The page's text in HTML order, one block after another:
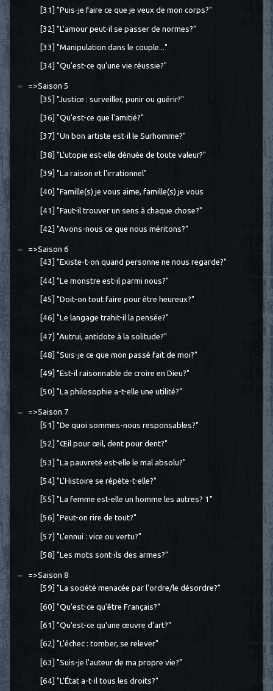
[31] "Puis-je faire ce que je veux de mon corps?"
[32] "L'amour peut-il se passer de normes?"
[33] "Manipulation dans le couple..."
[34] "Qu'est-ce qu'une vie réussie?"
=>Saison 5
[35] "Justice : surveiller, punir ou guérir?"
[36] "Qu'est-ce que l'amitié?"
[37] "Un bon artiste est-il le Surhomme?"
[38] "L’utopie est-elle dénuée de toute valeur?"
[39] "La raison et l'irrationnel"
[40] "Famille(s) je vous aime, famille(s) je vous
[41] "Faut-il trouver un sens à chaque chose?"
[42] "Avons-nous ce que nous méritons?"
=>Saison 6
[43] "Existe-t-on quand personne ne nous regarde?"
[44] "Le monstre est-il parmi nous?"
[45] "Doit-on tout faire pour être heureux?"
[46] "Le langage trahit-il la pensée?"
[47] "Autrui, antidote à la solitude?"
[48] "Suis-je ce que mon passé fait de moi?"
[49] "Est-il raisonnable de croire en Dieu?"
[50] "La philosophie a-t-elle une utilité?"
=>Saison 7
[51] "De quoi sommes-nous responsables?"
[52] "Œil pour œil, dent pour dent?"
[53] "La pauvreté est-elle le mal absolu?"
[54] "L'Histoire se répète-t-elle?"
[55] "La femme est-elle un homme les autres? 1"
[56] "Peut-on rire de tout?"
[57] "L'ennui : vice ou vertu?"
[58] "Les mots sont-ils des armes?"
=>Saison 8
[59] "La société menacée par l'ordre/le désordre?"
[60] "Qu'est-ce qu'être Français?"
[61] "Qu'est-ce qu'une œuvre d'art?"
[62] "L'échec : tomber, se relever"
[63] "Suis-je l'auteur de ma propre vie?"
[64] "L'État a-t-il tous les droits?"